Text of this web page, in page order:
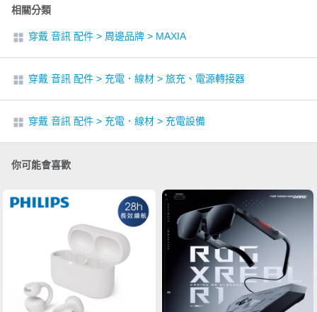
相關分類
穿戴 音訊 配件 > 周邊品牌 > MAXIA
穿戴 音訊 配件 > 充電．線材 > 旅充、電源轉接器
穿戴 音訊 配件 > 充電．線材 > 充電設備
你可能會喜歡